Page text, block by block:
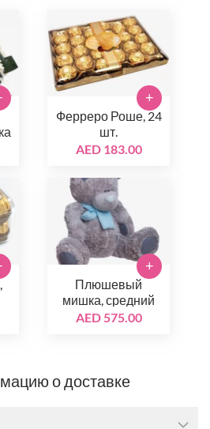
Ферреро Роше, 24
шт.
AED 183.00
+
Плюшевый
мишка, средний
AED 575.00
+
о доставке